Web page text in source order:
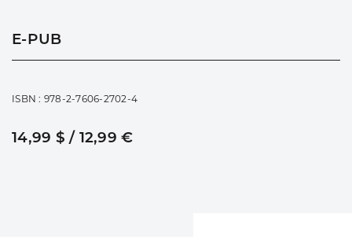
E-PUB
ISBN : 978-2-7606-2702-4
14,99 $ / 12,99 €